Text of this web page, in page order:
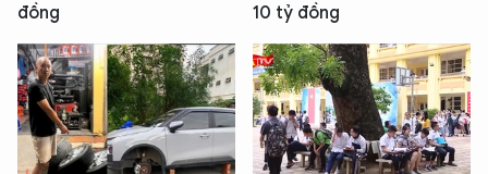
đồng
10 tỷ đồng